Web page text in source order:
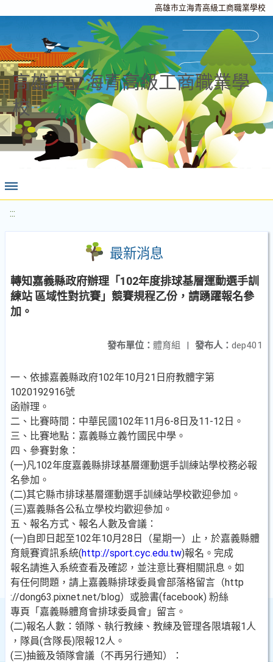
高雄市立海青高級工商職業學校
高雄市立海青高級工商職業學
校
:::
最新消息
轉知嘉義縣政府辦理「102年度排球基層運動選手訓
練站 區域性對抗賽」競賽規程乙份，請踴躍報名參
加。
發布人： dep401
發布單位： 體育組 |
一、依據嘉義縣政府102年10月21日府教體字第
1020192916號
函辦理。
二、比賽時間：中華民國102年11月6-8日及11-12日。
三、比賽地點：嘉義縣立義竹國民中學。
四、參賽對象：
(一)凡102年度嘉義縣排球基層運動選手訓練站學校務必報
名參加。
(二)其它縣市排球基層運動選手訓練站學校歡迎參加。
(三)嘉義縣各公私立學校均歡迎參加。
五、報名方式、報名人數及會議：
(一)自即日起至102年10月28日（星期一）止，於嘉義縣體
育競賽資訊系統(http://sport.cyc.edu.tw)報名。完成
報名請進入系統查看及確認，並注意比賽相關訊息。如
有任何問題，請上嘉義縣排球委員會部落格留言（http
://dong63.pixnet.net/blog）或臉書(facebook) 粉絲
專頁「嘉義縣體育會排球委員會」留言。
(二)報名人數：領隊、執行教練、教練及管理各限填報1人
，隊員(含隊長)限報12人。
(三)抽籤及領隊會議（不再另行通知）：